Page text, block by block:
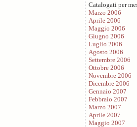
Catalogati per
Marzo 2006
Aprile 2006
Maggio 2006
Giugno 2006
Luglio 2006
Agosto 2006
Settembre 2006
Ottobre 2006
Novembre 2006
Dicembre 2006
Gennaio 2007
Febbraio 2007
Marzo 2007
Aprile 2007
Maggio 2007